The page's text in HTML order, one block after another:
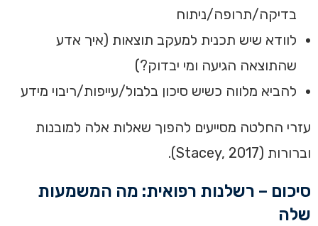
בדיקה/תרופה/ניתוח
לוודא שיש תכנית למעקב תוצאות (איך אדע
שהתוצאה הגיעה ומי יבדוק?)
להביא מלווה כשיש סיכון בלבול/עייפות/ריבוי מידע
עזרי החלטה מסייעים להפוך שאלות אלה למובנות
וברורות (Stacey, 2017).
סיכום – רשלנות רפואית: מה המשמעות
שלה